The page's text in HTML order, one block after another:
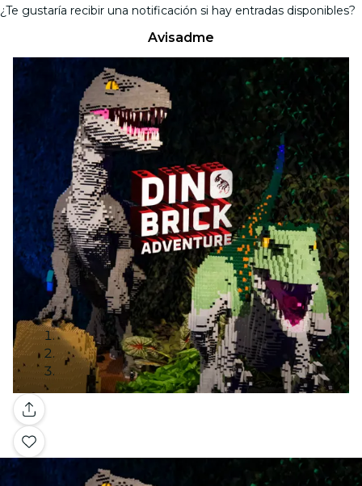
¿Te gustaría recibir una notificación si hay entradas disponibles?
Avisadme
Galería